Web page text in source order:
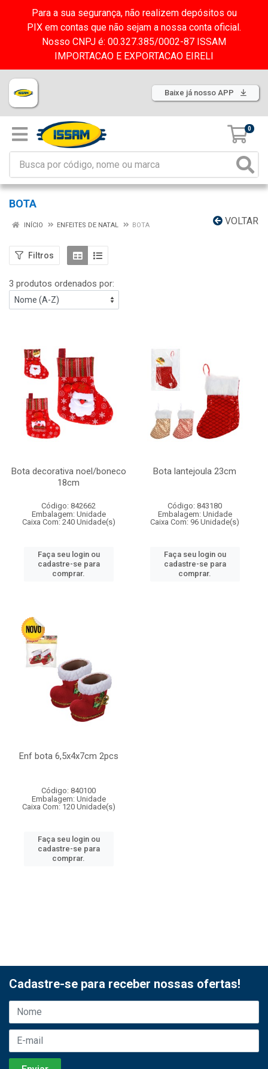
Para a sua segurança, não realizem depósitos ou
PIX em contas que não sejam a nossa conta oficial.
Nosso CNPJ é: 00.327.385/0002-87 ISSAM
IMPORTACAO E EXPORTACAO EIRELI
Baixe já nosso APP
0
BOTA
VOLTAR
INÍCIO ENFEITES DE NATAL BOTA
Filtros
3 produtos ordenados por:
Bota decorativa noel/boneco
18cm
Código: 842662
Embalagem: Unidade
Caixa Com: 240 Unidade(s)
Faça seu login ou
cadastre-se para
comprar.
Bota lantejoula 23cm
Código: 843180
Embalagem: Unidade
Caixa Com: 96 Unidade(s)
Faça seu login ou
cadastre-se para
comprar.
Enf bota 6,5x4x7cm 2pcs
Código: 840100
Embalagem: Unidade
Caixa Com: 120 Unidade(s)
Faça seu login ou
cadastre-se para
comprar.
Cadastre-se para receber nossas ofertas!